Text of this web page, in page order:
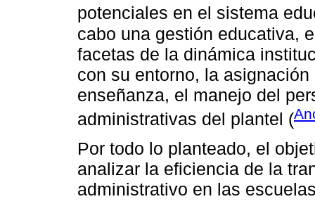
potenciales en el sistema
cabo una gestión educativa,
facetas de la dinámica
con su entorno, la
enseñanza, el manejo del
administrativas del plantel (
Por todo lo planteado, el
analizar la eficiencia de la
administrativo en las